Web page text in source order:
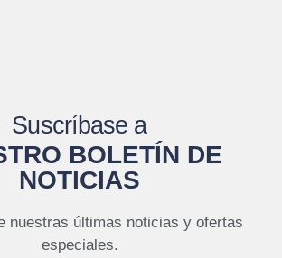
Suscríbase a
BOLETÍN DE
NOTICIAS
nuestras últimas noticias y ofertas
especiales.